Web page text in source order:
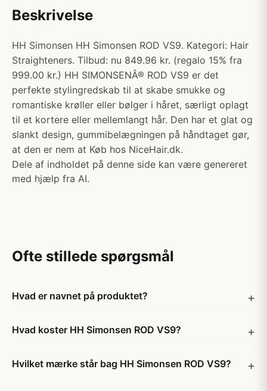
Beskrivelse
HH Simonsen HH Simonsen ROD VS9. Kategori: Hair
Straighteners. Tilbud: nu 849.96 kr. (regalo 15% fra
999.00 kr.) HH SIMONSENÂ® ROD VS9 er det
perfekte stylingredskab til at skabe smukke og
romantiske krøller eller bølger i håret, særligt oplagt
til et kortere eller mellemlangt hår. Den har et glat og
slankt design, gummibelægningen på håndtaget gør,
at den er nem at Køb hos NiceHair.dk.
Dele af indholdet på denne side kan være genereret
med hjælp fra AI.
Ofte stillede spørgsmål
Hvad er navnet på produktet?
Hvad koster HH Simonsen ROD VS9?
Hvilket mærke står bag HH Simonsen ROD VS9?